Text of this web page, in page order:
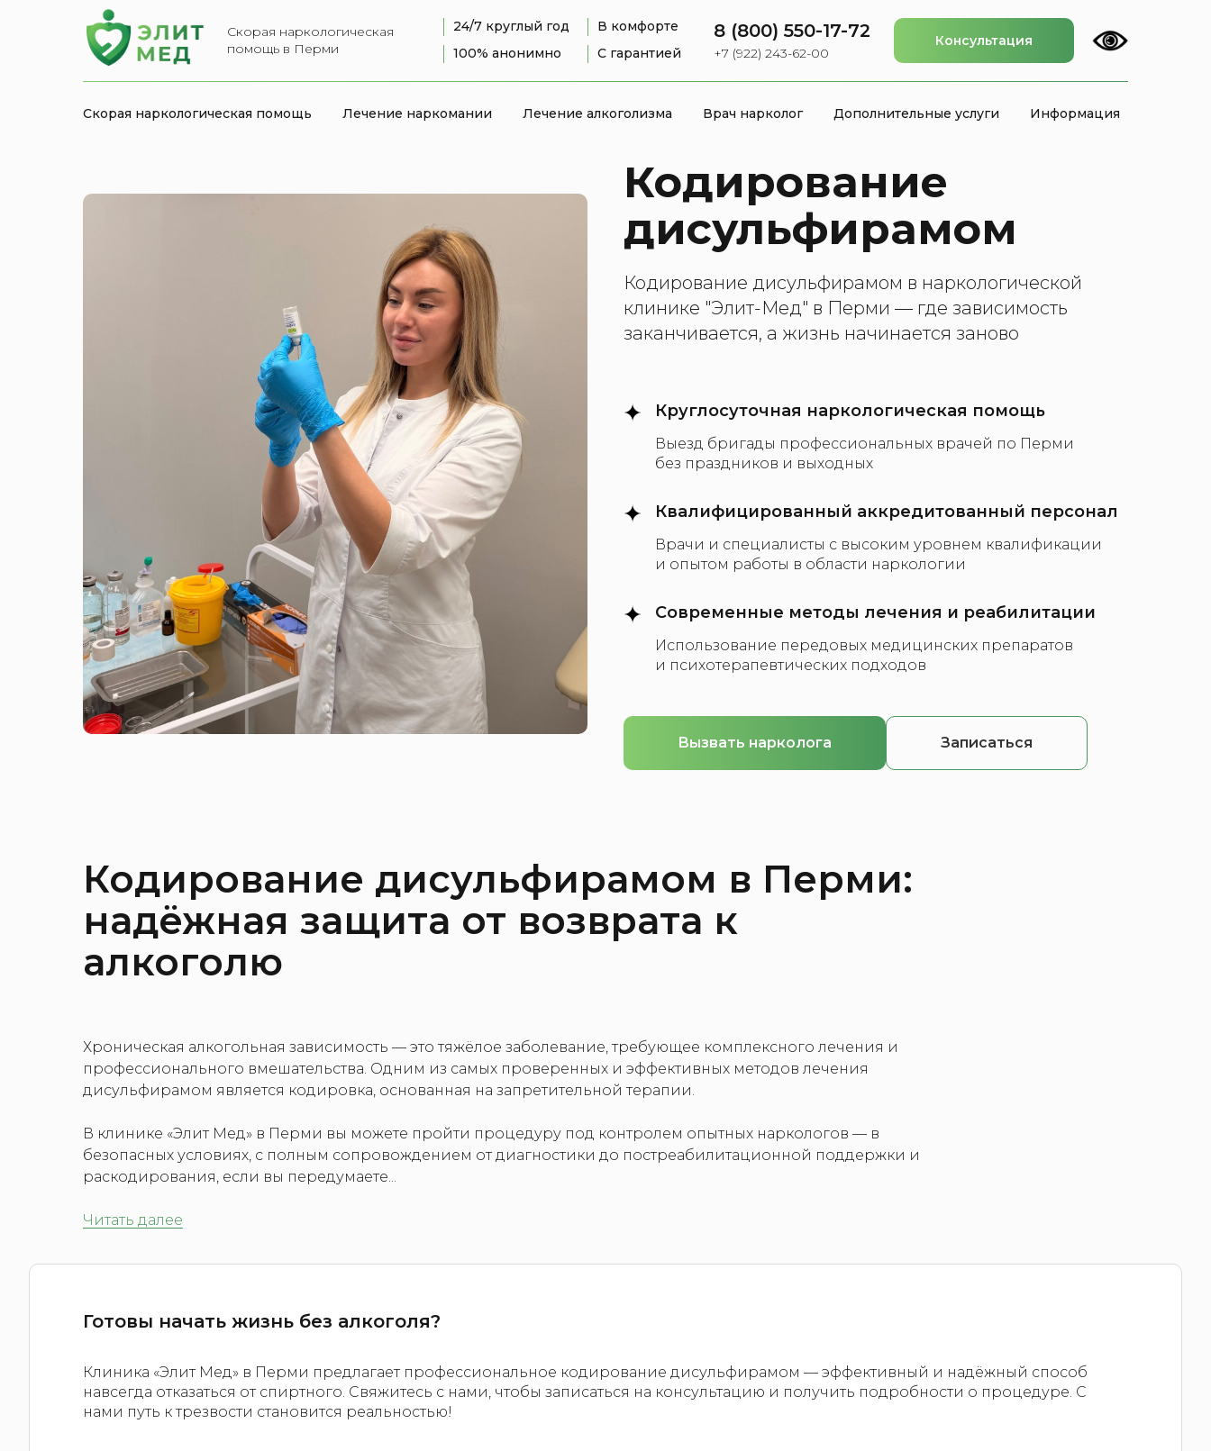
Скорая наркологическая
помощь в Перми
+7 (922) 243-62-00
8 (800) 550-17-72
24/7 круглый год
100% анонимно
С гарантией
В комфорте
Консультация
Скорая наркологическая помощь Лечение наркомании Лечение алкоголизма Врач нарколог Дополнительные услуги Информация
Кодирование
дисульфирамом
Кодирование дисульфирамом в наркологической
клинике "Элит-Мед" в Перми — где зависимость
заканчивается, а жизнь начинается заново
Круглосуточная наркологическая помощь
Выезд бригады профессиональных врачей по Перми
без праздников и выходных
Квалифицированный аккредитованный персонал
Врачи и специалисты с высоким уровнем квалификации
и опытом работы в области наркологии
Современные методы лечения и реабилитации
Использование передовых медицинских препаратов
и психотерапевтических подходов
Вызвать нарколога Записаться
Кодирование дисульфирамом в Перми:
надёжная защита от возврата к
алкоголю
Хроническая алкогольная зависимость — это тяжёлое заболевание, требующее комплексного лечения и
профессионального вмешательства. Одним из самых проверенных и эффективных методов лечения
дисульфирамом является кодировка, основанная на запретительной терапии.
В клинике «Элит Мед» в Перми вы можете пройти процедуру под контролем опытных наркологов — в
безопасных условиях, с полным сопровождением от диагностики до постреабилитационной поддержки и
раскодирования, если вы передумаете...
Читать далее
Готовы начать жизнь без алкоголя?
Клиника «Элит Мед» в Перми предлагает профессиональное кодирование дисульфирамом — эффективный и надёжный способ
навсегда отказаться от спиртного. Свяжитесь с нами, чтобы записаться на консультацию и получить подробности о процедуре. С
нами путь к трезвости становится реальностью!